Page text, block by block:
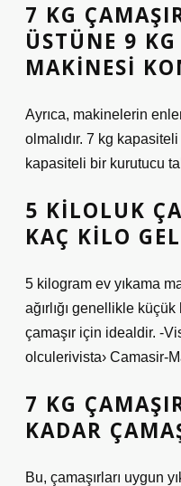
7 KG
ÜSTÜNE 9
MAKINESI
Ayrıca, makinelerin
olmalıdır. 7 kg
kapasiteli bir kurutucu
5 KILOLUK
KAÇ KILO
5 kilogram ev yıkama
ağırlığı genellikle
çamaşır için idealdir. -
olculerivista› Camasir-
7 KG
KADAR
Bu, çamaşırları uygun